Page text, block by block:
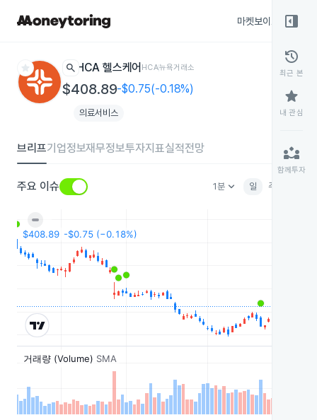
마켓보이스
star search HCA 헬스케어 HCA뉴욕거래소
$408.89-$0.75(-0.18%)
의료서비스
브리프기업정보재무정보투자지표실적전망
주요 이슈 1분keyboard_arrow_down 일 주
right_panel_open
history
최근 본
star
내 관심
partner_exchange
함께투자